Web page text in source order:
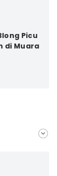
Picu
di Muara